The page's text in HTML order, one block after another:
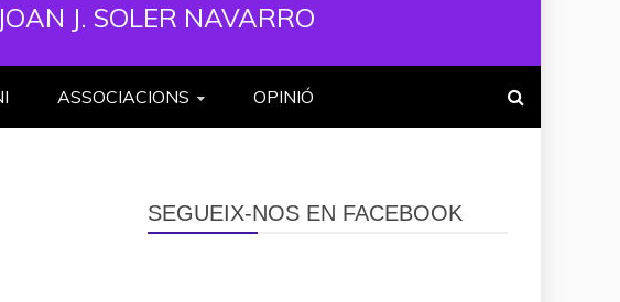
J. SOLER NAVARRO
ASSOCIACIONS OPINIÓ
SEGUEIX-NOS EN FACEBOOK